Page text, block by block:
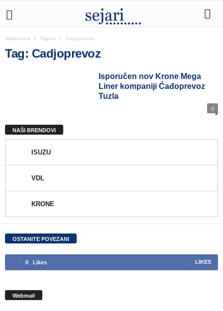
Naslovnica Tagovi Cadjoprevoz
Tag: Cadjoprevoz
Isporučen nov Krone Mega
Liner kompaniji Ćađoprevoz
Tuzla
0
NAŠI BRENDOVI
ISUZU
VDL
KRONE
OSTANITE POVEZANI
0 Likes LIKES
Webmail